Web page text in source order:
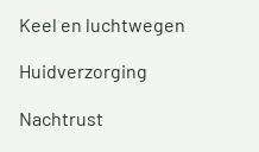
Keel en luchtwegen
Huidverzorging
Nachtrust